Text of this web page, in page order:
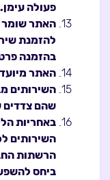
פעולה עימן.
האתר שומר
להזמנת
בהזמנה
האתר
השירותים
שהם צדדים
באחריות
השירותים
הרשתות
ביחס